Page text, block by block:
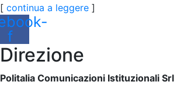
[ continua a leggere ]
f
Direzione
Politalia Comunicazioni Istituzionali Srl